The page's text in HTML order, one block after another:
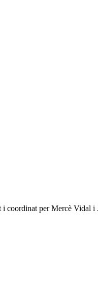
per Mercè Vidal